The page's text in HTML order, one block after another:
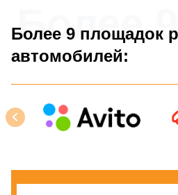
Более 9 площадок
автомобилей:
Более